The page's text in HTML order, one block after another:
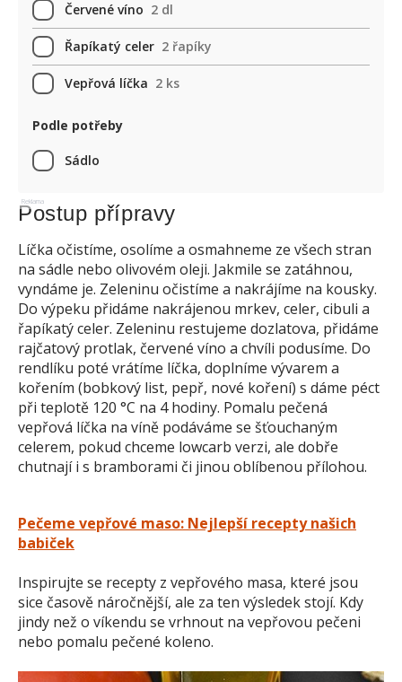
Červené víno 2 dl
Řapíkatý celer 2 řapíky
Vepřová líčka 2 ks
Podle potřeby
Sádlo
Reklama
Postup přípravy
Líčka očistíme, osolíme a osmahneme ze všech stran
na sádle nebo olivovém oleji. Jakmile se zatáhnou,
vyndáme je. Zeleninu očistíme a nakrájíme na kousky.
Do výpeku přidáme nakrájenou mrkev, celer, cibuli a
řapíkatý celer. Zeleninu restujeme dozlatova, přidáme
rajčatový protlak, červené víno a chvíli podusíme. Do
rendlíku poté vrátíme líčka, doplníme vývarem a
kořením (bobkový list, pepř, nové koření) s dáme péct
při teplotě 120 °C na 4 hodiny. Pomalu pečená
vepřová líčka na víně podáváme se šťouchaným
celerem, pokud chceme lowcarb verzi, ale dobře
chutnají i s bramborami či jinou oblíbenou přílohou.
Pečeme vepřové maso: Nejlepší recepty našich
babiček
Inspirujte se recepty z vepřového masa, které jsou
sice časově náročnější, ale za ten výsledek stojí. Kdy
jindy než o víkendu se vrhnout na vepřovou pečeni
nebo pomalu pečené koleno.